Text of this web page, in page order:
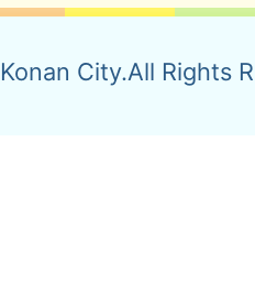
City.All Rights